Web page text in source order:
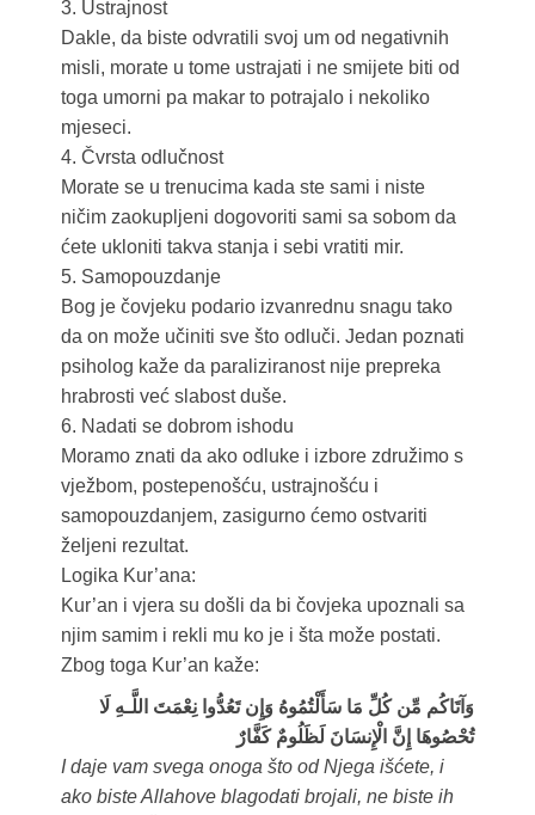
3. Ustrajnost
Dakle, da biste odvratili svoj um od negativnih
misli, morate u tome ustrajati i ne smijete biti od
toga umorni pa makar to potrajalo i nekoliko
mjeseci.
4. Čvrsta odlučnost
Morate se u trenucima kada ste sami i niste
ničim zaokupljeni dogovoriti sami sa sobom da
ćete ukloniti takva stanja i sebi vratiti mir.
5. Samopouzdanje
Bog je čovjeku podario izvanrednu snagu tako
da on može učiniti sve što odluči. Jedan poznati
psiholog kaže da paraliziranost nije prepreka
hrabrosti već slabost duše.
6. Nadati se dobrom ishodu
Moramo znati da ako odluke i izbore združimo s
vježbom, postepenošću, ustrajnošću i
samopouzdanjem, zasigurno ćemo ostvariti
željeni rezultat.
Logika Kur’ana:
Kur’an i vjera su došli da bi čovjeka upoznali sa
njim samim i rekli mu ko je i šta može postati.
Zbog toga Kur’an kaže:
وَآتَاكُم مِّن كُلِّ مَا سَأَلْتُمُوهُ وَإِن تَعُدُّوا نِعْمَتَ اللَّـهِ لَا
تُحْصُوهَا إِنَّ الْإِنسَانَ لَظَلُومٌ كَفَّارٌ
I daje vam svega onoga što od Njega išćete, i
ako biste Allahove blagodati brojali, ne biste ih